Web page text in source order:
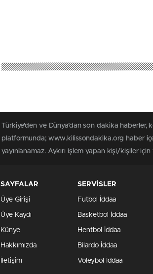
Türkiye'den ve Dünya’dan son dakika
platformunda; www.kilissondakika.org haber
yayınlanamaz. Aykırı işlem yapan kişi/kişiler
SAYFALAR
Üye Girişi
Üye Kaydı
Künye
Hakkımızda
İletişim
SERVİSLER
Futbol İddaa
Basketbol İddaa
Hentbol İddaa
Bilardo İddaa
Voleybol İddaa